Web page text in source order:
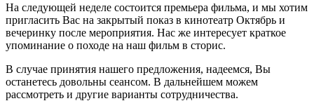
На следующей неделе состоится премьера фильма, и мы хотим
пригласить Вас на закрытый показ в кинотеатр Октябрь и
вечеринку после мероприятия. Нас же интересует краткое
упоминание о походе на наш фильм в сторис.
В случае принятия нашего предложения, надеемся, Вы
останетесь довольны сеансом. В дальнейшем можем
рассмотреть и другие варианты сотрудничества.